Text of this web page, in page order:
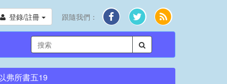
登錄/註冊 跟隨我們：
弗所書五19